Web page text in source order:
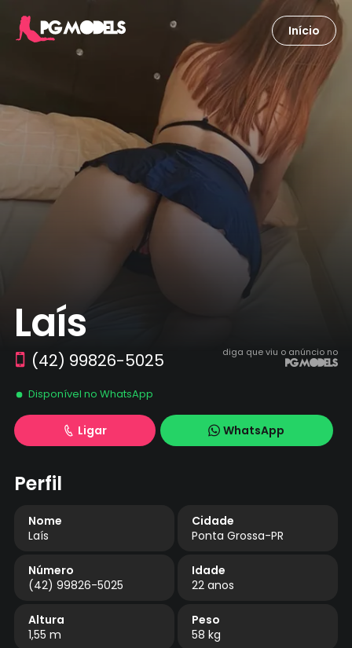
Início
Laís
(42) 99826-5025 diga que viu o anúncio no
Disponível no WhatsApp
Ligar WhatsApp
Perfil
Nome
Laís
Cidade
Ponta Grossa-PR
Número
(42) 99826-5025
Idade
22 anos
Altura
1,55 m
Peso
58 kg